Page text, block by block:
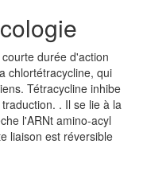
durée d'action
chlortétracycline, qui
Tétracycline inhibe
. Il se lie à la
l'ARNt amino-acyl
liaison est réversible